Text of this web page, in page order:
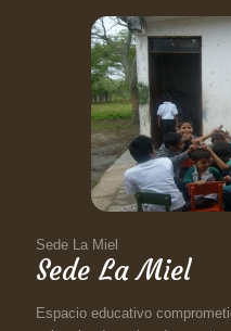
Sede La Miel
Sede La Miel
Espacio educativo